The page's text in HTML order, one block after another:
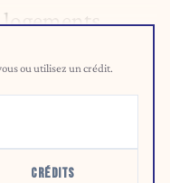
ou utilisez un crédit.
CRÉDITS